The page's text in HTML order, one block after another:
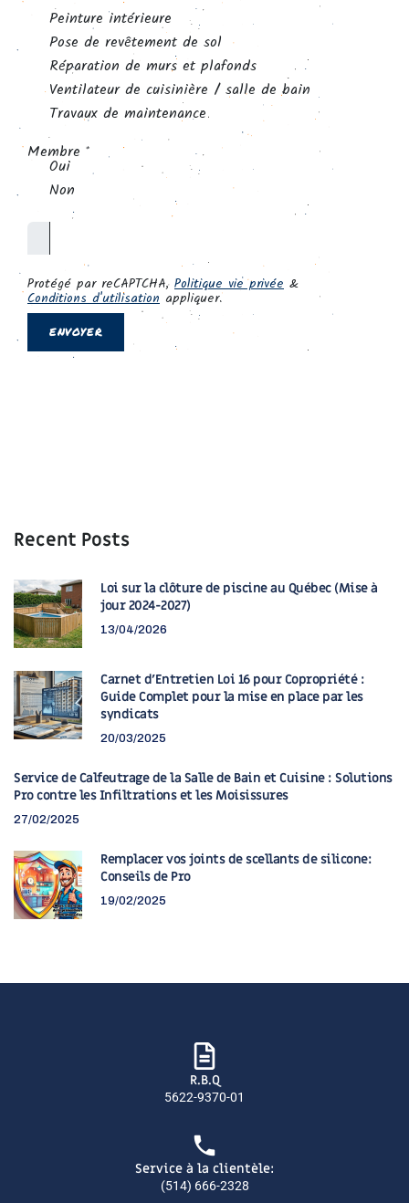
Recent Posts
Loi sur la clôture de piscine au Québec (Mise à
jour 2024-2027)
13/04/2026
Carnet d’Entretien Loi 16 pour Copropriété :
Guide Complet pour la mise en place par les
syndicats
20/03/2025
Service de Calfeutrage de la Salle de Bain et Cuisine : Solutions
Pro contre les Infiltrations et les Moisissures
27/02/2025
Remplacer vos joints de scellants de silicone:
Conseils de Pro
19/02/2025
R.B.Q
5622-9370-01
Service à la clientèle:
(514) 666-2328